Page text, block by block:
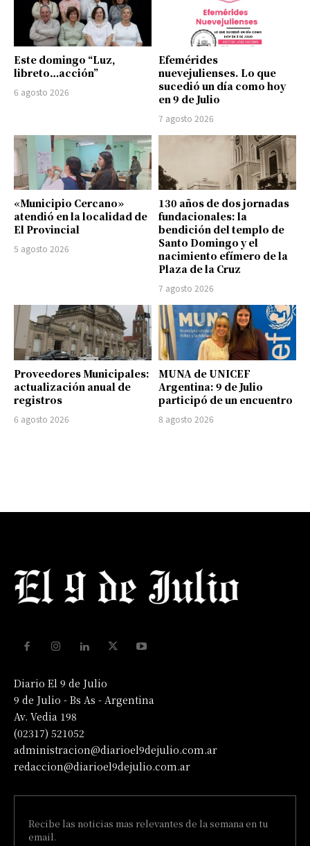
Este domingo “Luz,
libreto…acción”
6 agosto 2026
Efemérides
nuevejulienses. Lo que
sucedió un día como hoy
en 9 de Julio
7 agosto 2026
«Municipio Cercano»
atendió en la localidad de
El Provincial
5 agosto 2026
130 años de dos jornadas
fundacionales: la
bendición del templo de
Santo Domingo y el
nacimiento efímero de la
Plaza de la Cruz
7 agosto 2026
Proveedores Municipales:
actualización anual de
registros
6 agosto 2026
MUNA de UNICEF
Argentina: 9 de Julio
participó de un encuentro
8 agosto 2026
Diario El 9 de Julio
9 de Julio - Bs As - Argentina
Av. Vedia 198
(02317) 521052
administracion@diarioel9dejulio.com.ar
redaccion@diarioel9dejulio.com.ar
Recibe las noticias mas relevantes de la semana en tu
email.